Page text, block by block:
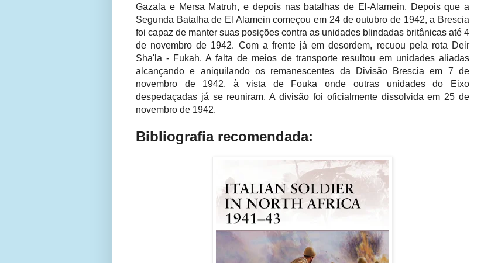
Gazala e Mersa Matruh, e depois nas batalhas de El-Alamein. Depois que a
Segunda Batalha de El Alamein começou em 24 de outubro de 1942, a Brescia
foi capaz de manter suas posições contra as unidades blindadas britânicas até 4
de novembro de 1942. Com a frente já em desordem, recuou pela rota Deir
Sha'la - Fukah. A falta de meios de transporte resultou em unidades aliadas
alcançando e aniquilando os remanescentes da Divisão Brescia em 7 de
novembro de 1942, à vista de Fouka onde outras unidades do Eixo
despedaçadas já se reuniram. A divisão foi oficialmente dissolvida em 25 de
novembro de 1942.
Bibliografia recomendada: